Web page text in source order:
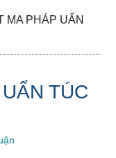
MA PHÁP UẨN
TÚC